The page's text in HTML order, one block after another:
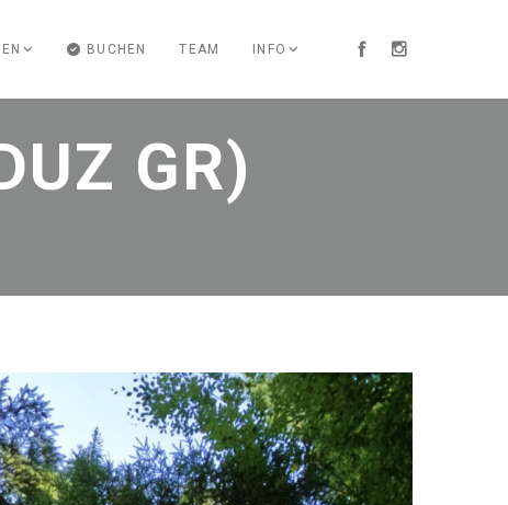
BUCHEN TEAM INFO
GR)